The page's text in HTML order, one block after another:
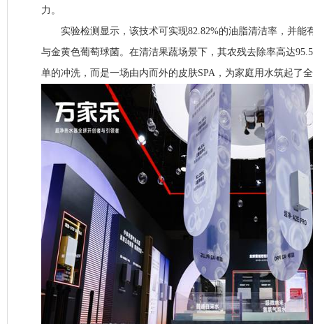
力。
实验检测显示，该技术可实现82.82%的油脂清洁率，并能
与金黄色葡萄球菌。在清洁果蔬场景下，其农残去除率高达
单的冲洗，而是一场由内而外的皮肤SPA，为家庭用水筑起了